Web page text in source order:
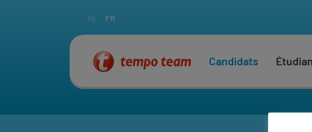
Candidats
NL FR